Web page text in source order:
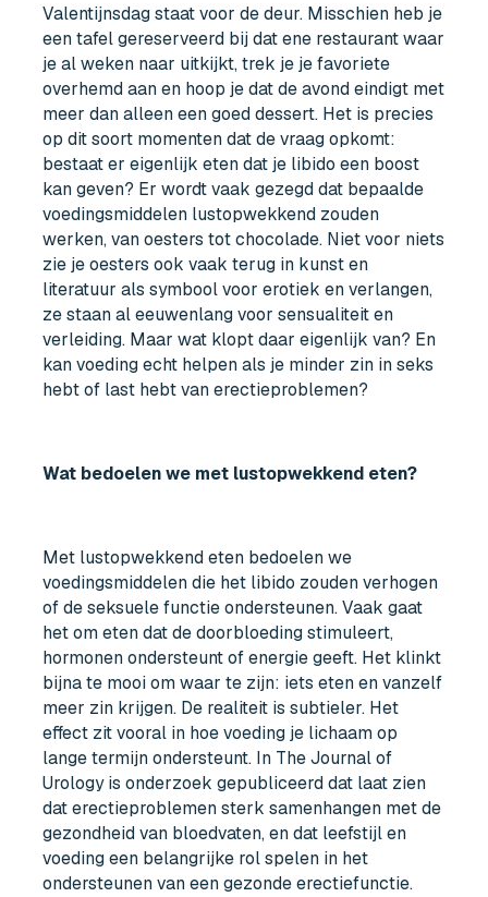
Valentijnsdag staat voor de deur. Misschien heb je
een tafel gereserveerd bij dat ene restaurant waar
je al weken naar uitkijkt, trek je je favoriete
overhemd aan en hoop je dat de avond eindigt met
meer dan alleen een goed dessert. Het is precies
op dit soort momenten dat de vraag opkomt:
bestaat er eigenlijk eten dat je libido een boost
kan geven? Er wordt vaak gezegd dat bepaalde
voedingsmiddelen lustopwekkend zouden
werken, van oesters tot chocolade. Niet voor niets
zie je oesters ook vaak terug in kunst en
literatuur als symbool voor erotiek en verlangen,
ze staan al eeuwenlang voor sensualiteit en
verleiding. Maar wat klopt daar eigenlijk van? En
kan voeding echt helpen als je minder zin in seks
hebt of last hebt van erectieproblemen?
Wat bedoelen we met lustopwekkend eten?
Met lustopwekkend eten bedoelen we
voedingsmiddelen die het libido zouden verhogen
of de seksuele functie ondersteunen. Vaak gaat
het om eten dat de doorbloeding stimuleert,
hormonen ondersteunt of energie geeft. Het klinkt
bijna te mooi om waar te zijn: iets eten en vanzelf
meer zin krijgen. De realiteit is subtieler. Het
effect zit vooral in hoe voeding je lichaam op
lange termijn ondersteunt. In The Journal of
Urology is onderzoek gepubliceerd dat laat zien
dat erectieproblemen sterk samenhangen met de
gezondheid van bloedvaten, en dat leefstijl en
voeding een belangrijke rol spelen in het
ondersteunen van een gezonde erectiefunctie.